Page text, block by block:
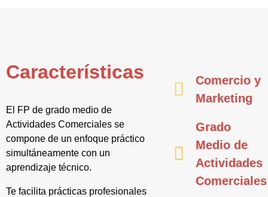
Características
El FP de grado medio de
Actividades Comerciales se
compone de un enfoque práctico
simultáneamente con un
aprendizaje técnico.
Te facilita prácticas profesionales
Comercio y
Marketing
Grado
Medio de
Actividades
Comerciales